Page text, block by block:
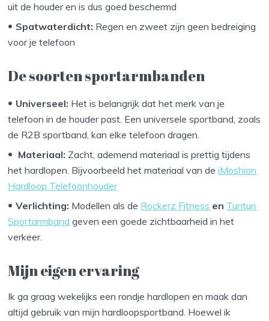
uit de houder en is dus goed beschermd
Spatwaterdicht: Regen en zweet zijn geen bedreiging
voor je telefoon
De soorten sportarmbanden
Universeel: Het is belangrijk dat het merk van je
telefoon in de houder past. Een universele sportband, zoals
de R2B sportband, kan elke telefoon dragen.
Materiaal: Zacht, ademend materiaal is prettig tijdens
het hardlopen. Bijvoorbeeld het materiaal van deiMoshion
Hardloop Telefoonhouder
Verlichting: Modellen als de Rockerz Fitness en Tunturi
Sportarmband geven een goede zichtbaarheid in het
verkeer.
Mijn eigen ervaring
Ik ga graag wekelijks een rondje hardlopen en maak dan
altijd gebruik van mijn hardloopsportband. Hoewel ik